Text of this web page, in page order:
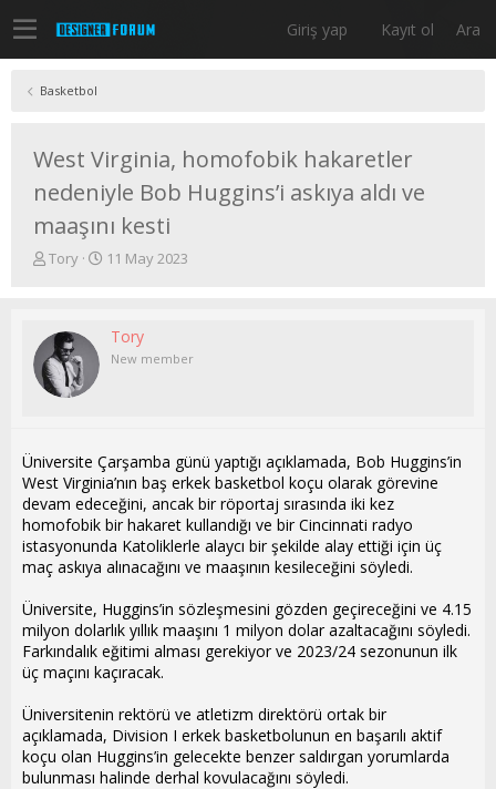
Giriş yap Kayıt ol Ara
Basketbol
West Virginia, homofobik hakaretler
nedeniyle Bob Huggins’i askıya aldı ve
maaşını kesti
K
y
u
b
a
a
t
n
Tory
B
a
n
a
r
h
i
11 May 2023
Tory
New member
Üniversite Çarşamba günü yaptığı açıklamada, Bob Huggins’in
West Virginia’nın baş erkek basketbol koçu olarak görevine
devam edeceğini, ancak bir röportaj sırasında iki kez
homofobik bir hakaret kullandığı ve bir Cincinnati radyo
istasyonunda Katoliklerle alaycı bir şekilde alay ettiği için üç
maç askıya alınacağını ve maaşının kesileceğini söyledi.
Üniversite, Huggins’in sözleşmesini gözden geçireceğini ve 4.15
milyon dolarlık yıllık maaşını 1 milyon dolar azaltacağını söyledi.
Farkındalık eğitimi alması gerekiyor ve 2023/24 sezonunun ilk
üç maçını kaçıracak.
Üniversitenin rektörü ve atletizm direktörü ortak bir
açıklamada, Division I erkek basketbolunun en başarılı aktif
koçu olan Huggins’in gelecekte benzer saldırgan yorumlarda
bulunması halinde derhal kovulacağını söyledi.